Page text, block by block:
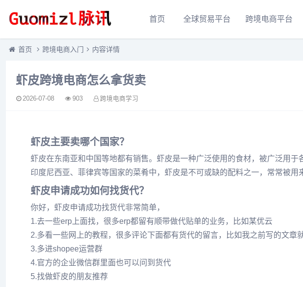
首页 全球贸易平台 跨境电商平台
首页 跨境电商入门 内容详情
虾皮跨境电商怎么拿货卖
2026-07-08 903 跨境电商学习
虾皮主要卖哪个国家？
虾皮在东南亚和中国等地都有销售。虾皮是一种广泛使用的食材，被广泛用于
印度尼西亚、菲律宾等国家的菜肴中，虾皮是不可或缺的配料之一，常常被用
虾皮申请成功如何找货代？
你好，虾皮申请成功找货代非常简单，
1.去一些erp上面找，很多erp都留有顺带做代贴单的业务，比如某优云
2.多看一些网上的教程，很多评论下面都有货代的留言，比如我之前写的文章
3.多进shopee运营群
4.官方的企业微信群里面也可以问到货代
5.找做虾皮的朋友推荐